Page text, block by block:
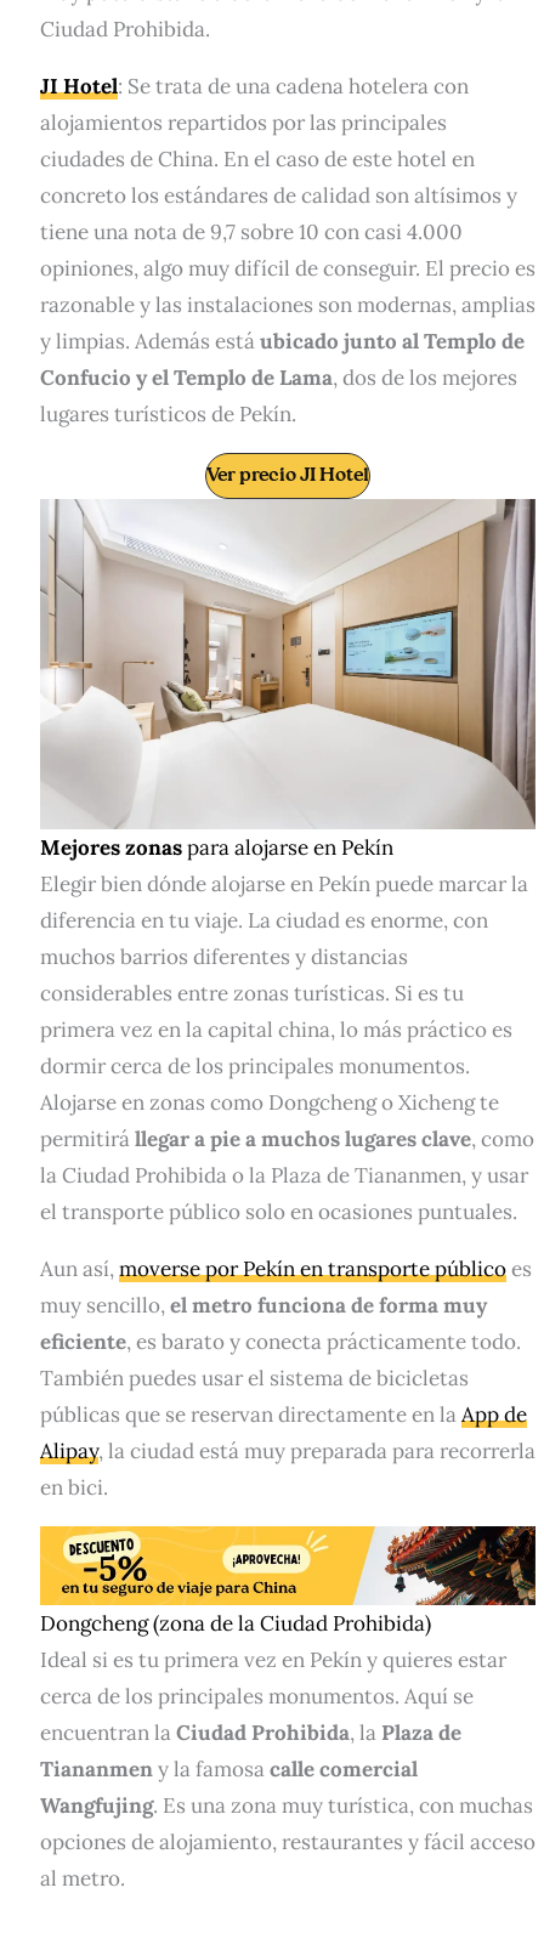
Ciudad Prohibida.
JI Hotel: Se trata de una cadena hotelera con
alojamientos repartidos por las principales
ciudades de China. En el caso de este hotel en
concreto los estándares de calidad son altísimos y
tiene una nota de 9,7 sobre 10 con casi 4.000
opiniones, algo muy difícil de conseguir. El precio es
razonable y las instalaciones son modernas, amplias
y limpias. Además estáubicado junto al Templo de
Confucio y el Templo de Lama, dos de los mejores
lugares turísticos de Pekín.
Ver precio JI Hotel
Mejores zonaspara alojarse en Pekín
Elegir bien dónde alojarse en Pekín puede marcar la
diferencia en tu viaje. La ciudad es enorme, con
muchos barrios diferentes y distancias
considerables entre zonas turísticas. Si es tu
primera vez en la capital china, lo más práctico es
dormir cerca de los principales monumentos.
Alojarse en zonas como Dongcheng o Xicheng te
permitirállegar a pie a muchos lugares clave, como
la Ciudad Prohibida o la Plaza de Tiananmen, y usar
el transporte público solo en ocasiones puntuales.
Aun así,moverse por Pekín en transporte públicoes
muy sencillo,el metro funciona de forma muy
eficiente, es barato y conecta prácticamente todo.
También puedes usar el sistema de bicicletas
públicas que se reservan directamente en laApp de
Alipay, la ciudad está muy preparada para recorrerla
en bici.
Dongcheng (zona de la Ciudad Prohibida)
Ideal si es tu primera vez en Pekín y quieres estar
cerca de los principales monumentos. Aquí se
encuentran laCiudad Prohibida, la Plaza de
Tiananmeny la famosacalle comercial
Wangfujing. Es una zona muy turística, con muchas
opciones de alojamiento, restaurantes y fácil acceso
al metro.